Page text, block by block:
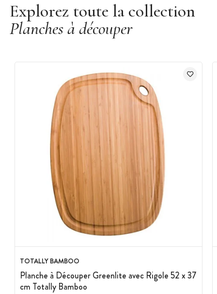
Explorez toute la collection
Planches à découper
TOTALLY BAMBOO
Planche à Découper Greenlite avec Rigole 52 x 37
cm Totally Bamboo